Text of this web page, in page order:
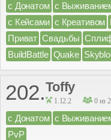
с Донатом с
с Кейсами с Креативом
Приват Свадьбы
BuildBattle Quake
202.Toffy
1.12.2 0 из
с Донатом с
PvP